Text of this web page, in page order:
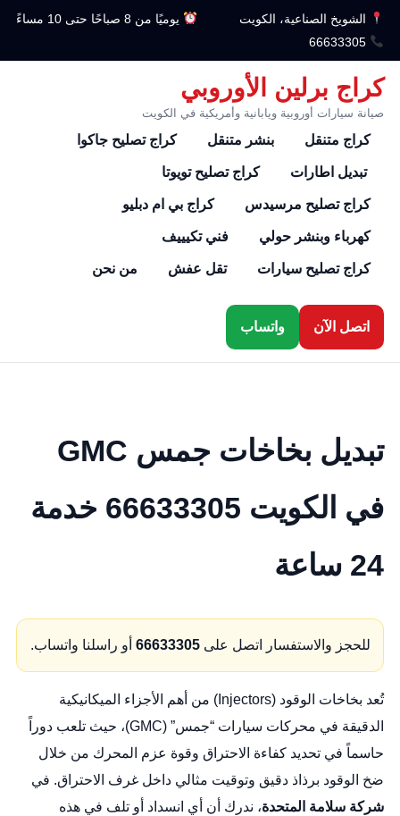
الشويخ الصناعية، الكويت
يوميًا من 8 صباحًا حتى 10 مساءً
66633305
كراج برلين الأوروبي
صيانة سيارات أوروبية ويابانية وأمريكية في الكويت
كراج متنقل بنشر متنقل كراج تصليح جاكوا
تبديل اطارات كراج تصليح تويوتا
كراج تصليح مرسيدس كراج بي ام دبليو
كهرباء وبنشر حولي فني تكيييف
كراج تصليح سيارات تقل عفش من نحن
اتصل الآن واتساب
تبديل بخاخات جمس GMC
في الكويت 66633305 خدمة
24 ساعة
للحجز والاستفسار اتصل على 66633305أو راسلنا واتساب.
تُعد بخاخات الوقود (Injectors) من أهم الأجزاء الميكانيكية
الدقيقة في محركات سيارات “جمس” (GMC)، حيث تلعب دوراً
حاسماً في تحديد كفاءة الاحتراق وقوة عزم المحرك من خلال
ضخ الوقود برذاذ دقيق وتوقيت مثالي داخل غرف الاحتراق. في
شركة سلامة المتحدة، ندرك أن أي انسداد أو تلف في هذه